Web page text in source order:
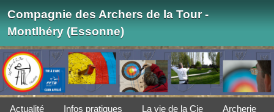
Compagnie des Archers de la Tour -
Montlhéry (Essonne)
Actualité Infos pratiques La vie de la Cie Archerie